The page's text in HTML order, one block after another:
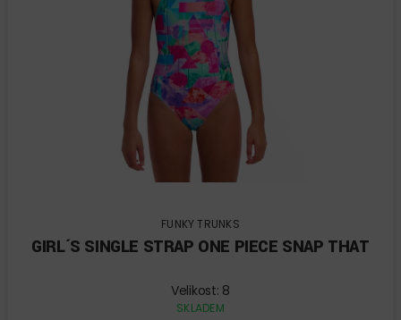
FUNKY TRUNKS
GIRL´S SINGLE STRAP ONE PIECE SNAP THAT
Velikost: 8
SKLADEM